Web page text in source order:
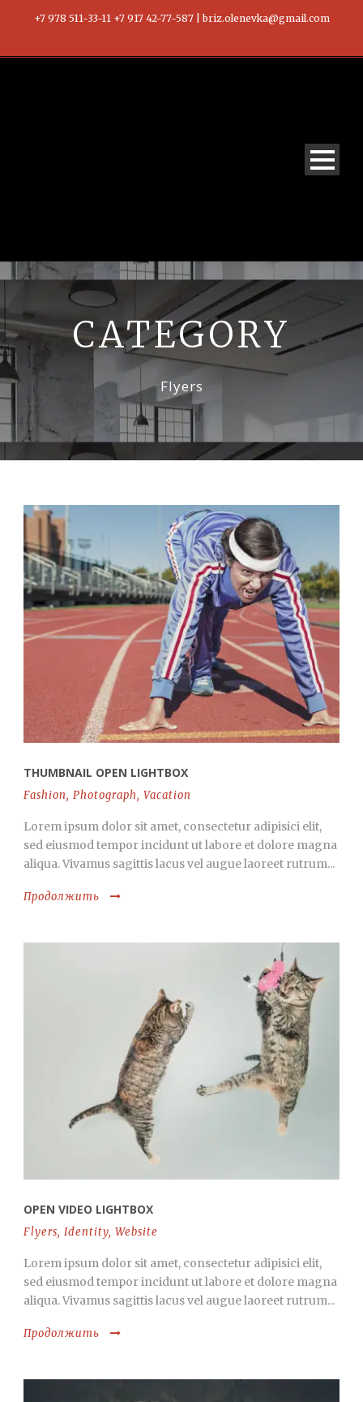
+7 978 511-33-11 +7 917 42-77-587 | briz.olenevka@gmail.com
CATEGORY
Flyers
THUMBNAIL OPEN LIGHTBOX
Fashion, Photograph, Vacation
Lorem ipsum dolor sit amet, consectetur adipisici elit,
sed eiusmod tempor incidunt ut labore et dolore magna
aliqua. Vivamus sagittis lacus vel augue laoreet rutrum...
Продолжить
OPEN VIDEO LIGHTBOX
Flyers, Identity, Website
Lorem ipsum dolor sit amet, consectetur adipisici elit,
sed eiusmod tempor incidunt ut labore et dolore magna
aliqua. Vivamus sagittis lacus vel augue laoreet rutrum...
Продолжить